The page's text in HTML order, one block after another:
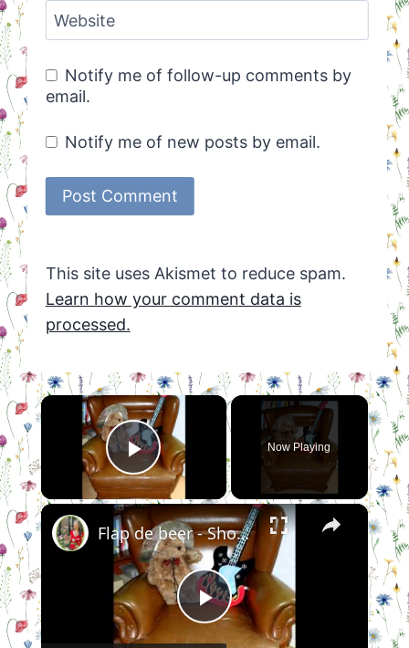
Website
Notify me of follow-up comments by
email.
Notify me of new posts by email.
This site uses Akismet to reduce spam.
Learn how your comment data is
processed.
×
Play Video
Now Playing
×
Play
Flap de beer - Show them to me